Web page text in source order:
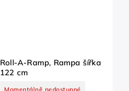
Roll-A-Ramp, Rampa šířka
122 cm
Momentálně nedostupné